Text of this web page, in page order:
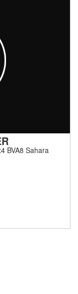
BVA8 Sahara